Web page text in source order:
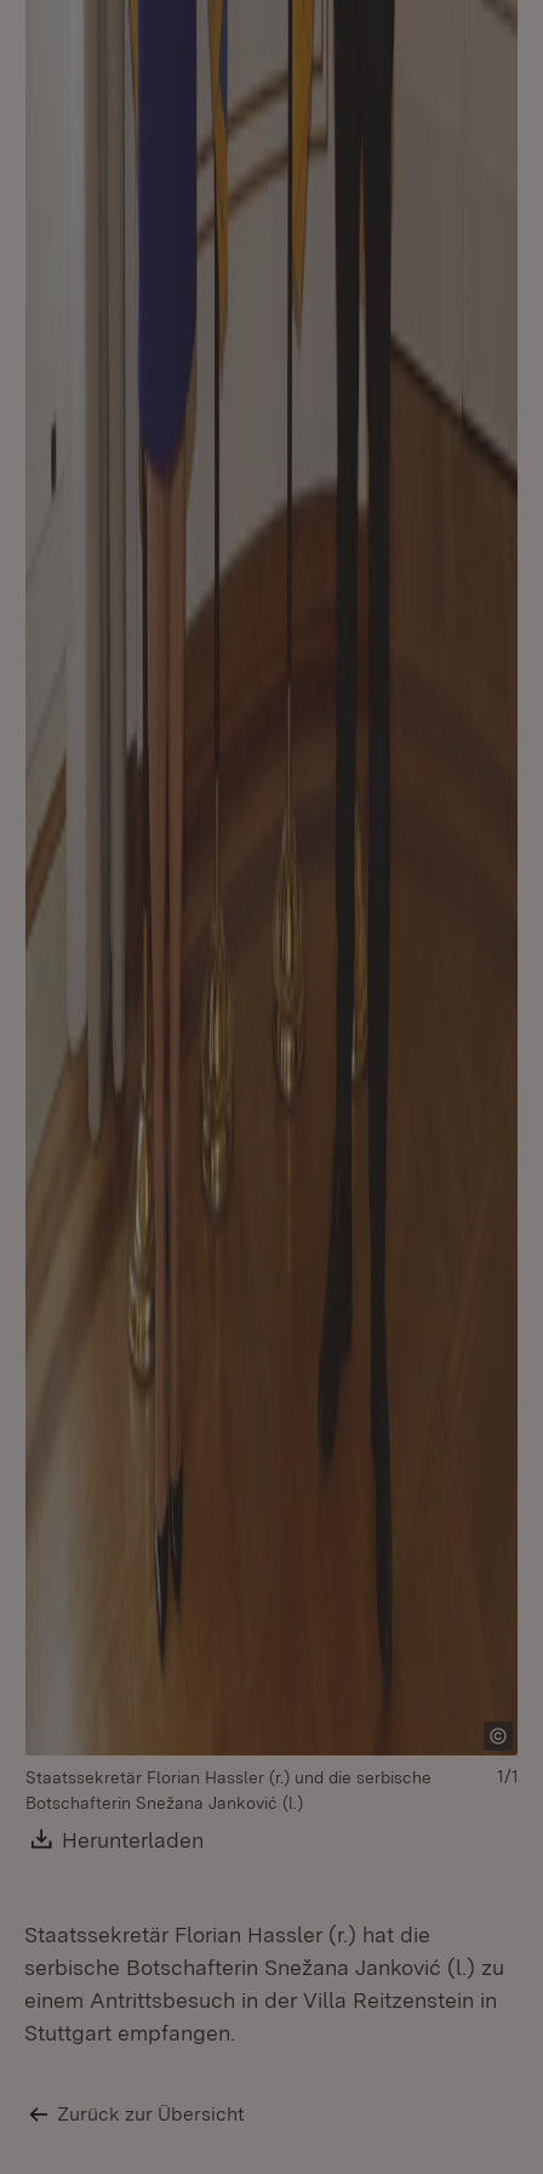
Staatssekretär Florian Hassler (r.) und die serbische
Botschafterin Snežana Janković (l.)
Download:
Herunterladen
1/1
Staatssekretär Florian Hassler (r.) hat die
serbische Botschafterin Snežana Janković (l.) zu
einem Antrittsbesuch in der Villa Reitzenstein in
Stuttgart empfangen.
Zurück zur Übersicht